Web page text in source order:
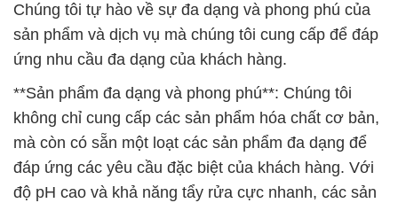
Chúng tôi tự hào về sự đa dạng và phong phú của
sản phẩm và dịch vụ mà chúng tôi cung cấp để đáp
ứng nhu cầu đa dạng của khách hàng.
**Sản phẩm đa dạng và phong phú**: Chúng tôi
không chỉ cung cấp các sản phẩm hóa chất cơ bản,
mà còn có sẵn một loạt các sản phẩm đa dạng để
đáp ứng các yêu cầu đặc biệt của khách hàng. Với
độ pH cao và khả năng tẩy rửa cực nhanh, các sản